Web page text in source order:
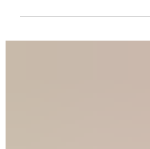
eficient și accente de
primitoare.